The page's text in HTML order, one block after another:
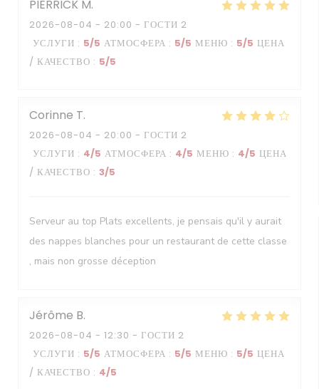
PIERRICK M
2026-08-04 - 20:00 - ГОСТИ 2
УСЛУГИ : 5/5 АТМОСФЕРА : 5/5 МЕНЮ : 5/5 ЦЕНА
/ КАЧЕСТВО : 5/5
Corinne T
2026-08-04 - 20:00 - ГОСТИ 2
УСЛУГИ : 4/5 АТМОСФЕРА : 4/5 МЕНЮ : 4/5 ЦЕНА
/ КАЧЕСТВО : 3/5
Serveur au top Plats excellents, je pensais qu'il y aurait
des nappes blanches pour un restaurant de cette classe
, mais non grosse déception
Jérôme B
2026-08-04 - 12:30 - ГОСТИ 2
УСЛУГИ : 5/5 АТМОСФЕРА : 5/5 МЕНЮ : 5/5 ЦЕНА
/ КАЧЕСТВО : 4/5